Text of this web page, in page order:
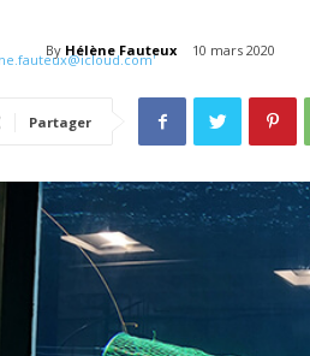
By Hélène Fauteux 10 mars 2020
Partager